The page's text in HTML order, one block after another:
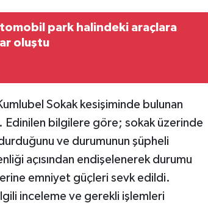
park halindeki araçlara
oluştu
Sokak kesişiminde bulunan
Edinilen bilgilere göre; sokak üzerinde
ve durumunun şüpheli
açısından endişelenerek durumu
emniyet güçleri sevk edildi.
inceleme ve gerekli işlemleri